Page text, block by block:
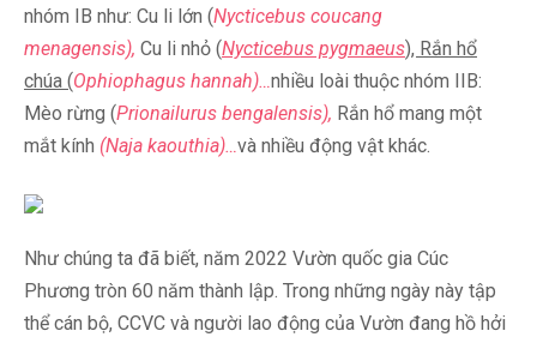
nhóm IB như: Cu li lớn (Nycticebus coucang
menagensis), Cu li nhỏ (Nycticebus pygmaeus), Rắn hổ
chúa (Ophiophagus hannah)…nhiều loài thuộc nhóm IIB:
Mèo rừng (Prionailurus bengalensis), Rắn hổ mang một
mắt kính (Naja kaouthia)…và nhiều động vật khác.
Như chúng ta đã biết, năm 2022 Vườn quốc gia Cúc
Phương tròn 60 năm thành lập. Trong những ngày này tập
thể cán bộ, CCVC và người lao động của Vườn đang hồ hởi